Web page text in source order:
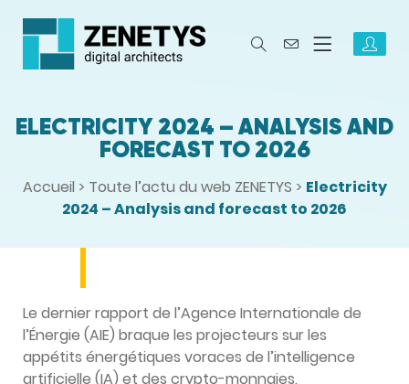
ELECTRICITY 2024 – ANALYSIS AND
FORECAST TO 2026
Accueil > Toute l’actu du web ZENETYS > Electricity
2024 – Analysis and forecast to 2026
Le dernier rapport de l’Agence Internationale de
l’Énergie (AIE) braque les projecteurs sur les
appétits énergétiques voraces de l’intelligence
artificielle (IA) et des crypto-monnaies.